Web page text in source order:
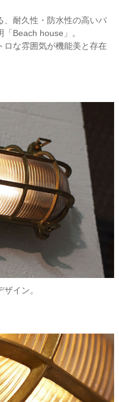
、耐久性・防水性の高いパ
Beach house」。
ロな雰囲気が機能美と存在
イン。